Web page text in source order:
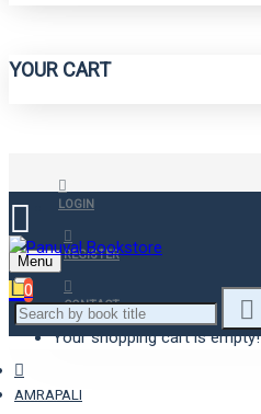
YOUR CART
LOGIN
REGISTER
CONTACT
Menu
0
Your shopping cart is empty!
AMRAPALI